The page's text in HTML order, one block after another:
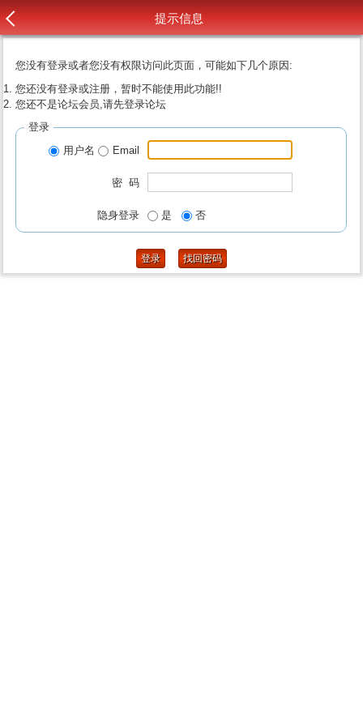
提示信息
您没有登录或者您没有权限访问此页面，可能如下几个原因:
您还没有登录或注册，暂时不能使用此功能!!
您还不是论坛会员,请先登录论坛
登录
用户名
Email
密 码
隐身登录 是 否